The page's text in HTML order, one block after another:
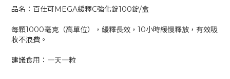
品名：百仕可MEGA緩釋C強化錠100錠/盒
每顆1000毫克（高單位），緩釋長效，10小時緩慢釋放，有效吸
收不浪費。
建議食用：一天一粒